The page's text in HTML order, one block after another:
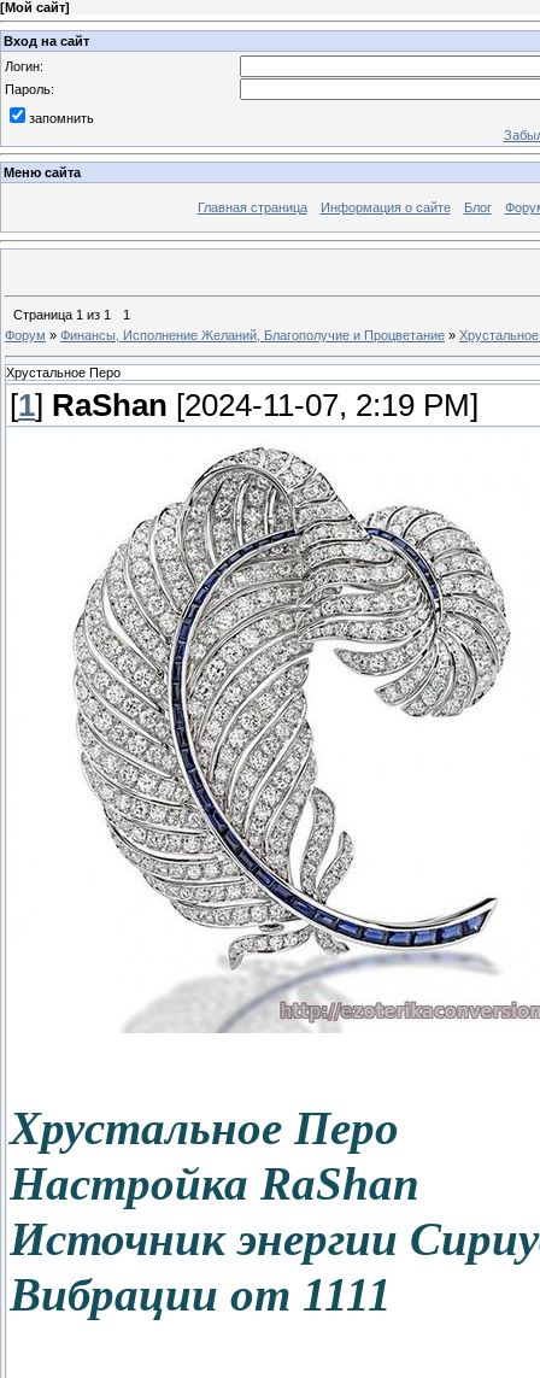
[Мой сайт]
Вход на сайт
Логин:
Пароль:
запомнить
Меню сайта
Главная страница Информация о сайте Блог
Страница 1 из 1
1
Форум » Финансы, Исполнение Желаний, Благополучие и Процветание »
Хрустальное Перо
[1] RaShan [2024-11-07, 2:19 PM]
Хрустальное Перо
Настройка RaShan
Источник энергии
Вибрации от 1111